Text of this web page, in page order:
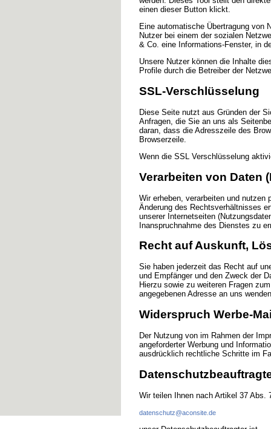
einen dieser Button klickt.
Eine automatische Übertragung von
Nutzer bei einem der sozialen
& Co. eine Informations-Fenster, in
Unsere Nutzer können die Inhalte
Profile durch die Betreiber der
SSL-Verschlüsselung
Diese Seite nutzt aus Gründen der
Anfragen, die Sie an uns als
daran, dass die Adresszeile des
Browserzeile.
Wenn die SSL Verschlüsselung
Verarbeiten von Daten
Wir erheben, verarbeiten und nutzen
Änderung des Rechtsverhältnisses
unserer Internetseiten
Inanspruchnahme des Dienstes zu
Recht auf Auskunft,
Sie haben jederzeit das Recht auf
und Empfänger und den Zweck der
Hierzu sowie zu weiteren Fragen
angegebenen Adresse an uns
Widerspruch Werbe-
Der Nutzung von im Rahmen der
angeforderter Werbung und
ausdrücklich rechtliche Schritte im
Wir teilen Ihnen nach Artikel 37 Abs.
datenschutz@aconsite.de